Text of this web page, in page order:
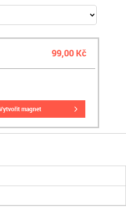
99,00 Kč
vytvořit magnet